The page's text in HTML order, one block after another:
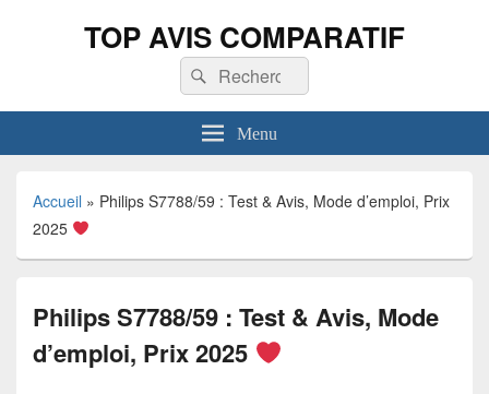
TOP AVIS COMPARATIF
Recherche :
Rechercher
Menu
Accueil » Philips S7788/59 : Test & Avis, Mode d’emploi, Prix
2025
Philips S7788/59 : Test & Avis, Mode
d’emploi, Prix 2025